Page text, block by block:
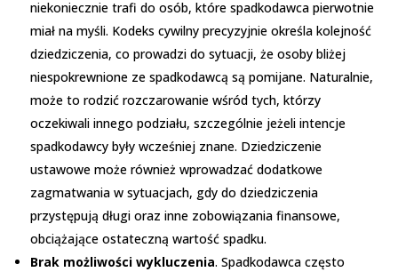
niekoniecznie trafi do osób, które spadkodawca pierwotnie
miał na myśli. Kodeks cywilny precyzyjnie określa kolejność
dziedziczenia, co prowadzi do sytuacji, że osoby bliżej
niespokrewnione ze spadkodawcą są pomijane. Naturalnie,
może to rodzić rozczarowanie wśród tych, którzy
oczekiwali innego podziału, szczególnie jeżeli intencje
spadkodawcy były wcześniej znane. Dziedziczenie
ustawowe może również wprowadzać dodatkowe
zagmatwania w sytuacjach, gdy do dziedziczenia
przystępują długi oraz inne zobowiązania finansowe,
obciążające ostateczną wartość spadku.
Brak możliwości wykluczenia. Spadkodawca często